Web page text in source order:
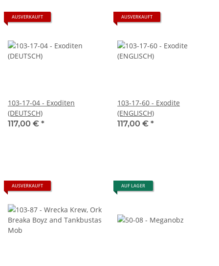
AUSVERKAUFT
103-17-04 - Exoditen
(DEUTSCH)
117,00 € *
AUSVERKAUFT
103-17-60 - Exodite
(ENGLISCH)
117,00 € *
AUSVERKAUFT AUF LAGER